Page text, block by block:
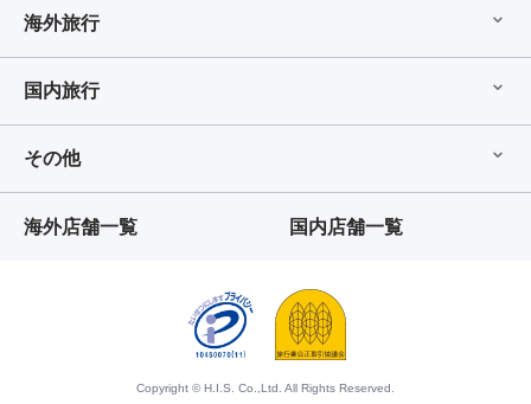
海外旅行
国内旅行
その他
海外店舗一覧 国内店舗一覧
Copyright © H.I.S. Co.,Ltd. All Rights Reserved.